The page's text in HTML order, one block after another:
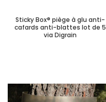
Sticky Box® piège à glu anti-
cafards anti-blattes lot de 5
via Digrain